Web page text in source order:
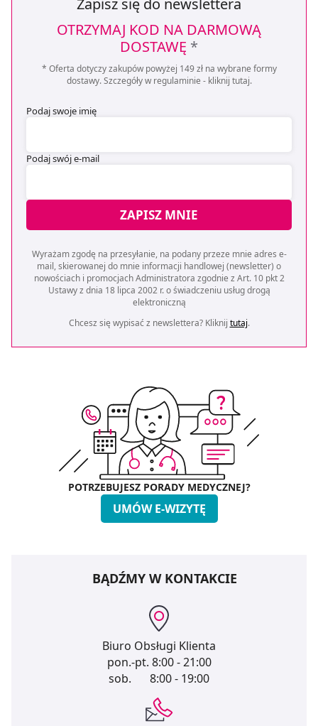
Zapisz się do newslettera
OTRZYMAJ KOD NA DARMOWĄ
DOSTAWĘ *
* Oferta dotyczy zakupów powyżej 149 zł na wybrane formy
dostawy. Szczegóły w regulaminie - kliknij tutaj.
Podaj swoje imię
Podaj swój e-mail
ZAPISZ MNIE
Wyrażam zgodę na przesyłanie, na podany przeze mnie adres e-
mail, skierowanej do mnie informacji handlowej (newsletter) o
nowościach i promocjach Administratora zgodnie z Art. 10 pkt 2
Ustawy z dnia 18 lipca 2002 r. o świadczeniu usług drogą
elektroniczną
Chcesz się wypisać z newslettera? Kliknij tutaj.
POTRZEBUJESZ PORADY MEDYCZNEJ?
UMÓW E-WIZYTĘ
BĄDŹMY W KONTAKCIE
Biuro Obsługi Klienta
pon.-pt. 8:00 - 21:00
sob.
8:00 - 19:00